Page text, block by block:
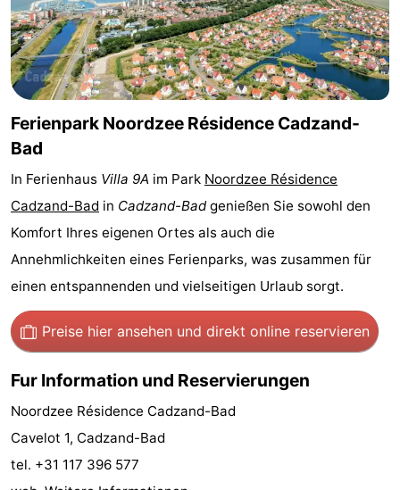
Bad
Zonneweelde
-
Zwinhoeve
Hotels
Lastminutes
Strand
&
-
Denkmäler
-
Mühlen
-
Rundfahrten
Ferienpark Noordzee Résidence Cadzand-
Bad
In Ferienhaus Villa 9A im Park Noordzee Résidence
Cadzand-Bad in Cadzand-Badgenießen Sie sowohl den
Komfort Ihres eigenen Ortes als auch die
Annehmlichkeiten eines Ferienparks, was zusammen für
einen entspannenden und vielseitigen Urlaub sorgt.
Preise hier ansehen und direkt online reservieren
Fur Information und Reservierungen
Noordzee Résidence Cadzand-Bad
Cavelot 1, Cadzand-Bad
tel. +31 117 396 577